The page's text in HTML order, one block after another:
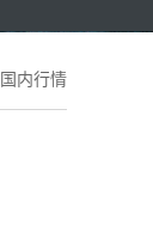
内行情